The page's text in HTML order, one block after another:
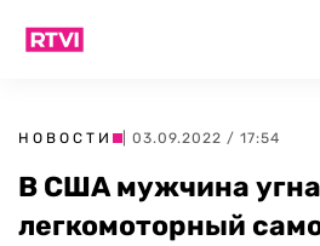
НОВОСТИ | 03.09.2022 / 17:54
В США мужчина
легкомоторный